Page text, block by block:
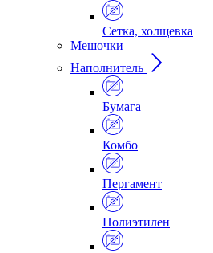
Сетка, холщевка
Мешочки
Наполнитель
Бумага
Комбо
Пергамент
Полиэтилен